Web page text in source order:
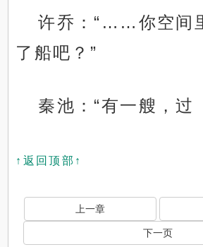
许乔：“……你空间
了船吧？”
秦池：“有一艘，过
↑返回顶部↑
上一章
下一页